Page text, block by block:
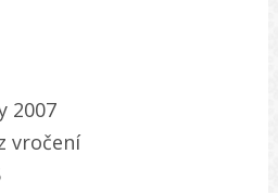
2007
vročení